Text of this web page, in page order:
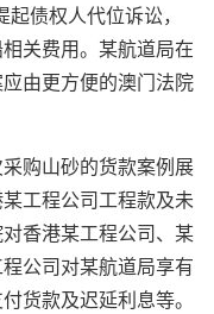
债权人代位诉讼，
关费用。某航道局在
由更方便的澳门法院
购山砂的货款案例展
工程公司工程款及未
香港某工程公司、某
公司对某航道局享有
货款及迟延利息等。